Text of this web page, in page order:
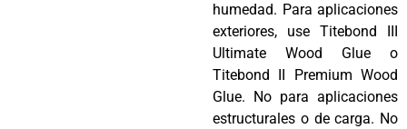
humedad. Para aplicaciones
exteriores, use Titebond III
Ultimate Wood Glue o
Titebond II Premium Wood
Glue. No para aplicaciones
estructurales o de carga. No